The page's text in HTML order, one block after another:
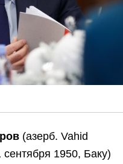
(азерб. Vahid
1950, Баку)